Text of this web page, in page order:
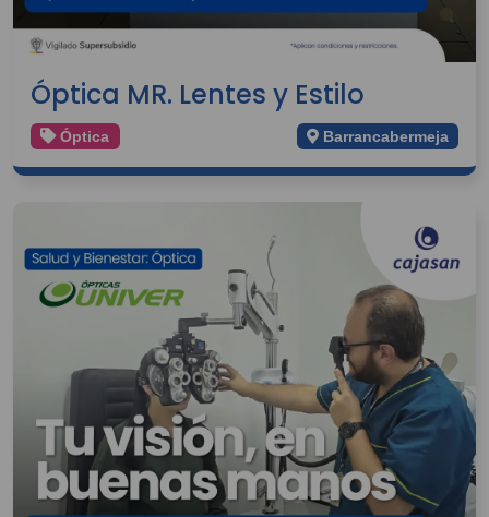
Óptica MR. Lentes y Estilo
Óptica Barrancabermeja